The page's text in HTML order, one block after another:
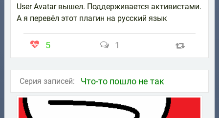
User Avatar вышел. Поддерживается активистами.
А я перевёл этот плагин на русский язык
5 1
Серия записей: Что-то пошло не так